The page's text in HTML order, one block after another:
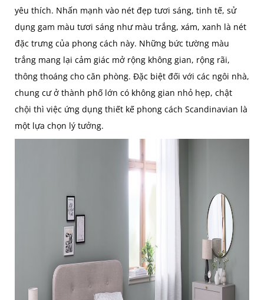
yêu thích. Nhấn mạnh vào nét đẹp tươi sáng, tinh tế, sử
dụng gam màu tươi sáng như màu trắng, xám, xanh là nét
đặc trưng của phong cách này. Những bức tường màu
trắng mang lại cảm giác mở rộng không gian, rộng rãi,
thông thoáng cho căn phòng. Đặc biệt đối với các ngôi nhà,
chung cư ở thành phố lớn có không gian nhỏ hẹp, chật
chội thì việc ứng dụng thiết kế phong cách Scandinavian là
một lựa chọn lý tưởng.